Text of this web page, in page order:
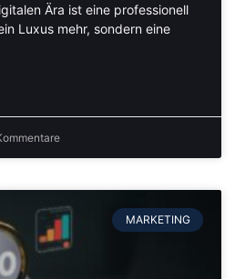
Ära ist eine professionell
Luxus mehr, sondern eine
MARKETING